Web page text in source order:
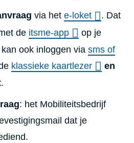
via het e-loket
. Dat
de itsme-app
op je
ook inloggen via sms of
klassieke kaartlezer
en
.
: het Mobiliteitsbedrijf
dat je